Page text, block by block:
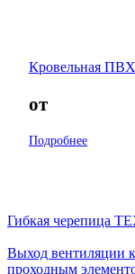
Кровельная
от
Подробнее
Гибкая черепица
Выход вентиляции
проходным